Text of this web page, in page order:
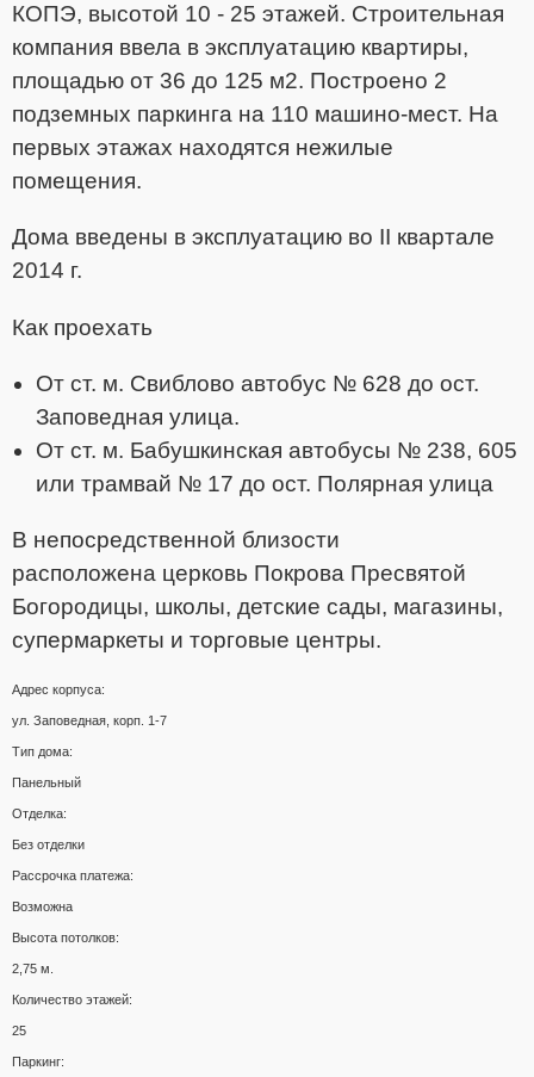
КОПЭ, высотой 10 - 25 этажей. Строительная
компания ввела в эксплуатацию квартиры,
площадью от 36 до 125 м2. Построено 2
подземных паркинга на 110 машино-мест. На
первых этажах находятся нежилые
помещения.
Дома введены в эксплуатацию во II квартале
2014 г.
Как проехать
От ст. м. Свиблово автобус № 628 до ост.
Заповедная улица.
От ст. м. Бабушкинская автобусы № 238, 605
или трамвай № 17 до ост. Полярная улица
В непосредственной близости
расположена церковь Покрова Пресвятой
Богородицы, школы, детские сады, магазины,
супермаркеты и торговые центры.
Адрес корпуса:
ул. Заповедная, корп. 1-7
Тип дома:
Панельный
Отделка:
Без отделки
Рассрочка платежа:
Возможна
Высота потолков:
2,75 м.
Количество этажей:
25
Паркинг: